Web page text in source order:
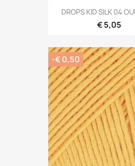
DROPS KID SILK 04
€ 5,05
-€ 0,50